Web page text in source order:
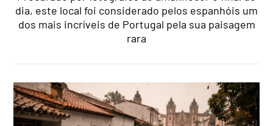
dia, este local foi considerado pelos espanhóis um
dos mais incríveis de Portugal pela sua paisagem
rara